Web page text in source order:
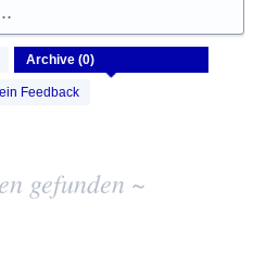
Feedback
gefunden ~